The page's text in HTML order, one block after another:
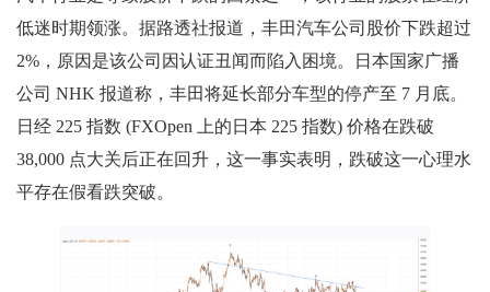
低迷时期领涨。据路透社报道，丰田汽车公司股价下跌超过
2%，原因是该公司因认证丑闻而陷入困境。日本国家广播
公司 NHK 报道称，丰田将延长部分车型的停产至 7 月底。
日经 225 指数 (FXOpen 上的日本 225 指数) 价格在跌破
38,000 点大关后正在回升，这一事实表明，跌破这一心理水
平存在假看跌突破。